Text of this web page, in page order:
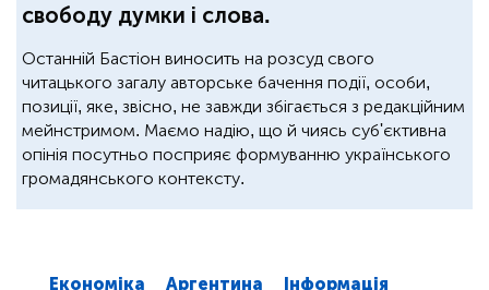
свободу думки і слова.
Останній Бастіон виносить на розсуд свого
читацького загалу авторське бачення події, особи,
позиції, яке, звісно, не завжди збігається з редакційним
мейнстримом. Маємо надію, що й чиясь суб'єктивна
опінія посутньо посприяє формуванню українського
громадянського контексту.
Економіка Аргентина Інформація